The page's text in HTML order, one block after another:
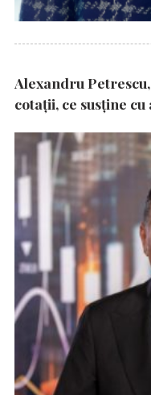
Alexandru
cotații, ce susține